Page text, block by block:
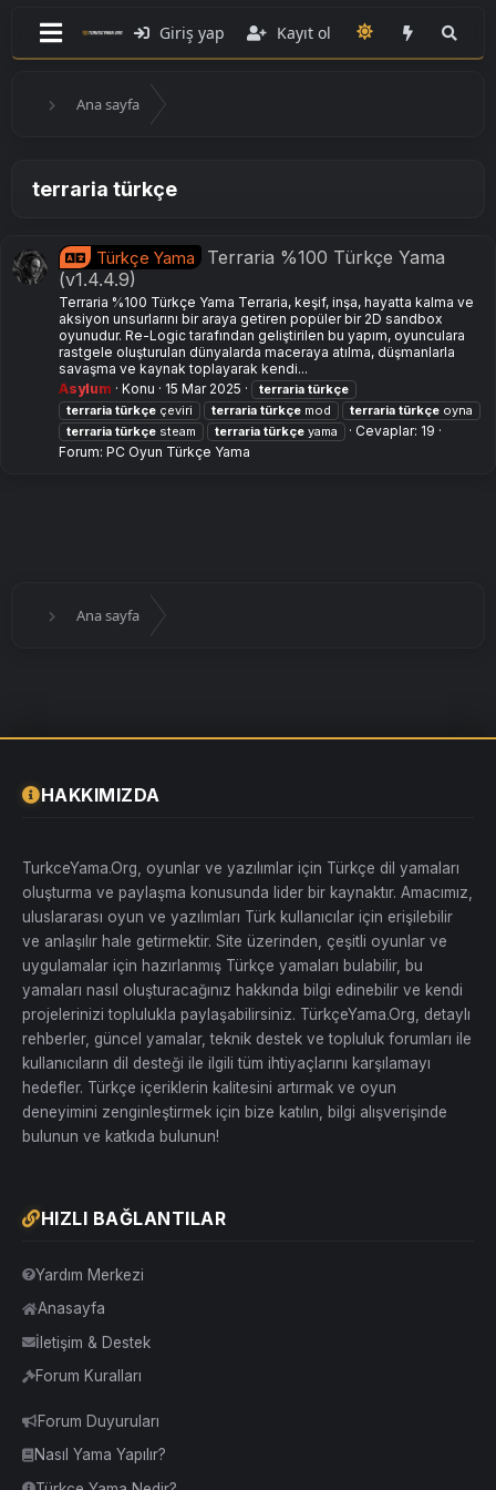
Giriş yap Kayıt ol
Ana sayfa
terraria türkçe
Türkçe Yama
Terraria %100 Türkçe Yama
(v1.4.4.9)
Terraria %100 Türkçe Yama Terraria, keşif, inşa, hayatta kalma ve
aksiyon unsurlarını bir araya getiren popüler bir 2D sandbox
oyunudur. Re-Logic tarafından geliştirilen bu yapım, oyunculara
rastgele oluşturulan dünyalarda maceraya atılma, düşmanlarla
savaşma ve kaynak toplayarak kendi...
Asylum
Konu 15 Mar 2025 terraria türkçe
terraria türkçe çeviri terraria türkçe mod terraria türkçe oyna
terraria türkçe steam terraria türkçe yama
Cevaplar: 19
Forum: PC Oyun Türkçe Yama
Ana sayfa
HAKKIMIZDA
TurkceYama.Org, oyunlar ve yazılımlar için Türkçe dil yamaları
oluşturma ve paylaşma konusunda lider bir kaynaktır. Amacımız,
uluslararası oyun ve yazılımları Türk kullanıcılar için erişilebilir
ve anlaşılır hale getirmektir. Site üzerinden, çeşitli oyunlar ve
uygulamalar için hazırlanmış Türkçe yamaları bulabilir, bu
yamaları nasıl oluşturacağınız hakkında bilgi edinebilir ve kendi
projelerinizi toplulukla paylaşabilirsiniz. TürkçeYama.Org, detaylı
rehberler, güncel yamalar, teknik destek ve topluluk forumları ile
kullanıcıların dil desteği ile ilgili tüm ihtiyaçlarını karşılamayı
hedefler. Türkçe içeriklerin kalitesini artırmak ve oyun
deneyimini zenginleştirmek için bize katılın, bilgi alışverişinde
bulunun ve katkıda bulunun!
HIZLI BAĞLANTILAR
Yardım Merkezi
Anasayfa
İletişim & Destek
Forum Kuralları
Forum Duyuruları
Nasıl Yama Yapılır?